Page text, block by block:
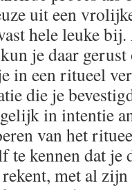
uit een
hele leuke
je daar
in een ritueel
die je
in intentie
van het
te kennen dat je
rekent, met al